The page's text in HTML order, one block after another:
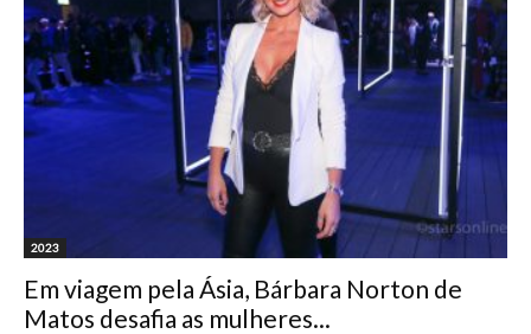
2023
Em viagem pela Ásia, Bárbara Norton de
Matos desafia as mulheres...